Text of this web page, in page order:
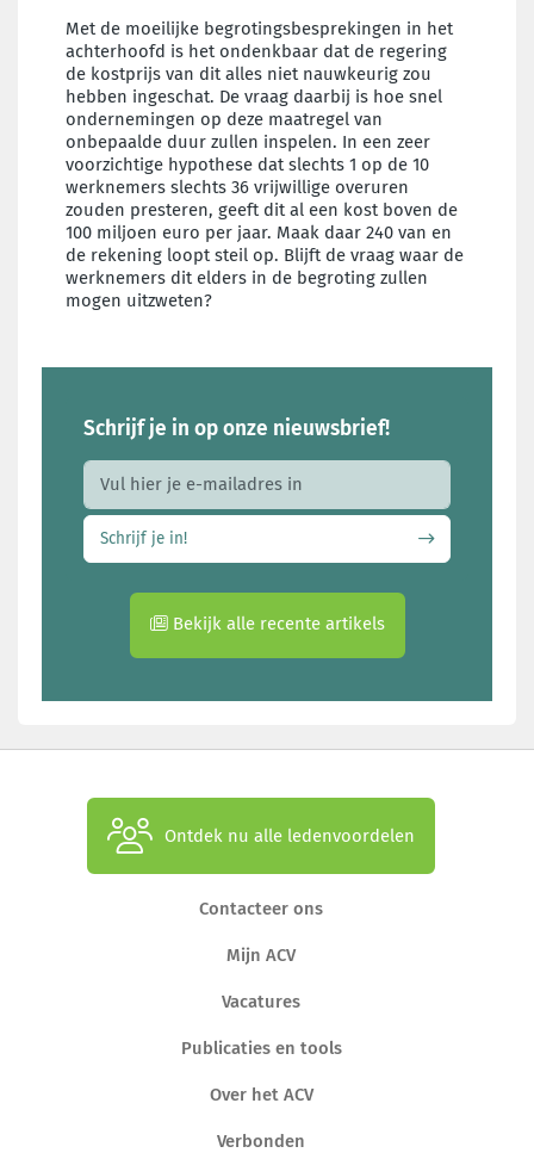
Met de moeilijke begrotingsbesprekingen in het
achterhoofd is het ondenkbaar dat de regering
de kostprijs van dit alles niet nauwkeurig zou
hebben ingeschat. De vraag daarbij is hoe snel
ondernemingen op deze maatregel van
onbepaalde duur zullen inspelen. In een zeer
voorzichtige hypothese dat slechts 1 op de 10
werknemers slechts 36 vrijwillige overuren
zouden presteren, geeft dit al een kost boven de
100 miljoen euro per jaar. Maak daar 240 van en
de rekening loopt steil op. Blijft de vraag waar de
werknemers dit elders in de begroting zullen
mogen uitzweten?
Schrijf je in op onze nieuwsbrief!
E-mail adres
Schrijf je in!
Bekijk alle recente artikels
Ontdek nu alle ledenvoordelen
Contacteer ons
Mijn ACV
Vacatures
Publicaties en tools
Over het ACV
Verbonden